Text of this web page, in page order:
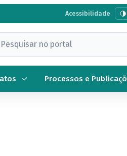
Acessibilidade
Processos e